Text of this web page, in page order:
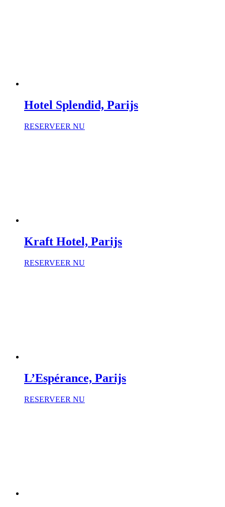
Hotel Splendid, Parijs
RESERVEER NU
Kraft Hotel, Parijs
RESERVEER NU
L’Espérance, Parijs
RESERVEER NU